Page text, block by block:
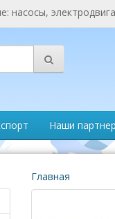
Наши
Главная